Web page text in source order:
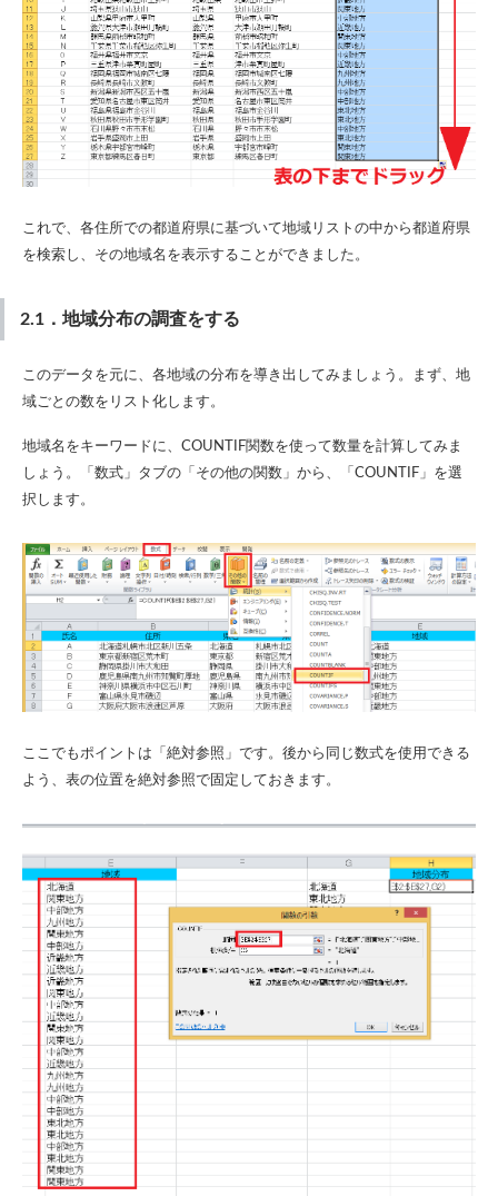
これで、各住所での都道府県に基づいて地域リストの中から都道府県
を検索し、その地域名を表示することができました。
2.1．地域分布の調査をする
このデータを元に、各地域の分布を導き出してみましょう。まず、地
域ごとの数をリスト化します。
地域名をキーワードに、COUNTIF関数を使って数量を計算してみま
しょう。「数式」タブの「その他の関数」から、「COUNTIF」を選
択します。
ここでもポイントは「絶対参照」です。後から同じ数式を使用できる
よう、表の位置を絶対参照で固定しておきます。